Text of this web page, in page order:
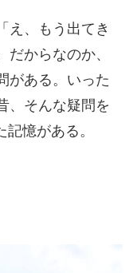
え、もう出てき
からなのか、
がある。いった
、そんな疑問を
憶がある。